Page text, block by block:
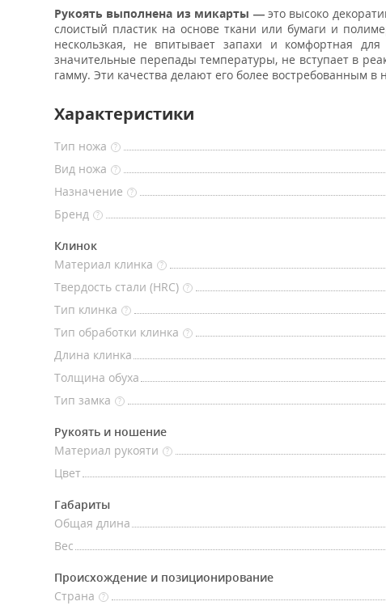
Рукоять выполнена из микарты — это высоко
слоистый пластик на основе ткани или бумаги и
нескользкая, не впитывает запахи и комфортная
значительные перепады температуры, не вступает в
гамму. Эти качества делают его более востребованным
Характеристики
Тип ножа ?
Вид ножа ?
Назначение ?
Бренд ?
Клинок
Материал клинка
?
Твердость стали (HRC) ?
Тип клинка
?
Тип обработки клинка ?
Длина клинка
Толщина обуха
Тип замка
?
Рукоять и ношение
Материал рукояти
?
Цвет
Габариты
Общая длина
Вес
Происхождение и позиционирование
Страна
?